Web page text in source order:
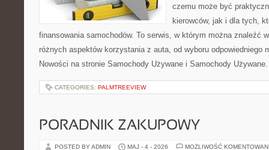
czemu może być
kierowców, jak i dla tych,
finansowania samochodów. To serwis, w którym można znaleźć
różnych aspektów korzystania z auta, od wyboru odpowiedniego
Nowości na stronie Samochody Używane i Samochody
CATEGORIES: PALMTREEVIEW
PORADNIK ZAKUPOWY
POSTED BY ADMIN MAJ - 4 - 2026 MOŻLIWOŚĆ